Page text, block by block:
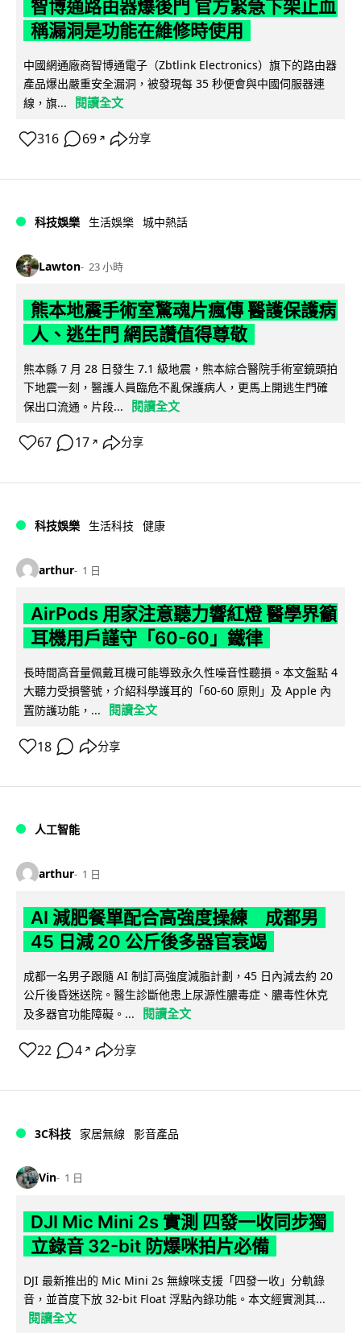
智博通路由器爆後門 官方緊急下架止血
稱漏洞是功能在維修時使用
中國網通廠商智博通電子（Zbtlink Electronics）旗下的路由器
產品爆出嚴重安全漏洞，被發現每 35 秒便會與中國伺服器連
線，旗...
閱讀全文
316 69 ↗ 分享
科技娛樂 生活娛樂 城中熱話
Lawton 23 小時
熊本地震手術室驚魂片瘋傳 醫護保護病
人、逃生門 網民讚值得尊敬
熊本縣 7 月 28 日發生 7.1 級地震，熊本綜合醫院手術室鏡頭拍
下地震一刻，醫護人員臨危不亂保護病人，更馬上開逃生門確
保出口流通。片段...
閱讀全文
67 17 ↗ 分享
科技娛樂 生活科技 健康
arthur 1 日
AirPods 用家注意聽力響紅燈 醫學界籲
耳機用戶謹守「60-60」鐵律
長時間高音量佩戴耳機可能導致永久性噪音性聽損。本文盤點 4
大聽力受損警號，介紹科學護耳的「60-60 原則」及 Apple 內
置防護功能，...
閱讀全文
18 分享
人工智能
arthur 1 日
AI 減肥餐單配合高強度操練 成都男
45 日減 20 公斤後多器官衰竭
成都一名男子跟隨 AI 制訂高強度減脂計劃，45 日內減去約 20
公斤後昏迷送院。醫生診斷他患上尿源性膿毒症、膿毒性休克
及多器官功能障礙。...
閱讀全文
22 4 ↗ 分享
3C科技 家居無線 影音產品
Vin 1 日
DJI Mic Mini 2s 實測 四發一收同步獨
立錄音 32-bit 防爆咪拍片必備
DJI 最新推出的 Mic Mini 2s 無線咪支援「四發一收」分軌錄
音，並首度下放 32-bit Float 浮點內錄功能。本文經實測其...
閱讀全文